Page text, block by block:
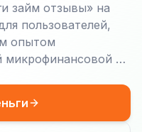
займ отзывы» на
пользователей,
опытом
микрофинансовой …